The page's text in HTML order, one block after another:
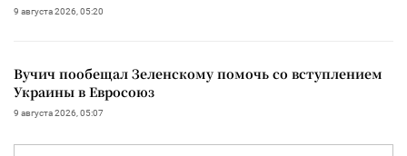
9 августа 2026, 05:20
Вучич пообещал Зеленскому помочь со вступлением
Украины в Евросоюз
9 августа 2026, 05:07